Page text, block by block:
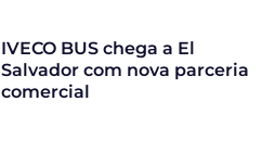
IVECO BUS chega a El
Salvador com nova parceria
comercial